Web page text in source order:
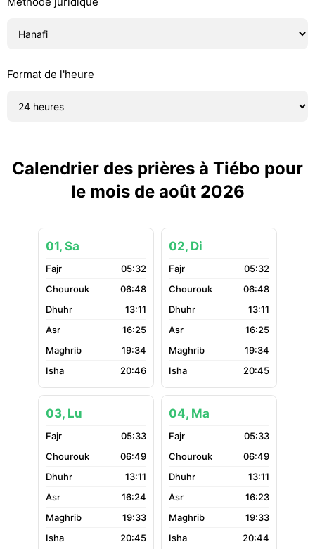
Format de l'heure
Calendrier des prières à Tiébo pour
le mois de août 2026
01, Sa
05:32
06:48
13:11
16:25
19:34
20:46
02, Di
05:32
06:48
13:11
16:25
19:34
20:45
03, Lu
05:33
06:49
13:11
16:24
19:33
20:45
04, Ma
05:33
06:49
13:11
16:23
19:33
20:44